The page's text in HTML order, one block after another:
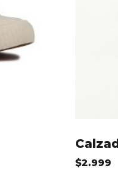
$2.999